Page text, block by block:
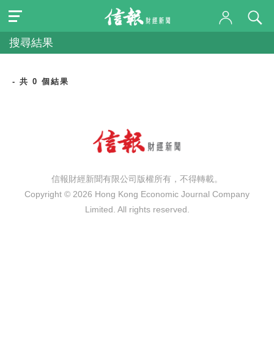
搜尋結果
- 共 0 個結果
信報財經新聞有限公司版權所有，不得轉載。
Copyright © 2026 Hong Kong Economic Journal Company
Limited. All rights reserved.